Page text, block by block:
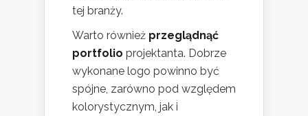
tej branży.
Warto również przeglądnąć
portfolio projektanta. Dobrze
wykonane logo powinno być
spójne, zarówno pod względem
kolorystycznym, jak i